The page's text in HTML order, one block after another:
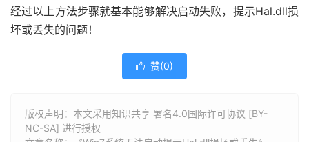
经过以上方法步骤就基本能够解决启动失败，提示Hal.dll损
坏或丢失的问题！
 赞(0)
版权声明：本文采用知识共享 署名4.0国际许可协议 [BY-
NC-SA] 进行授权